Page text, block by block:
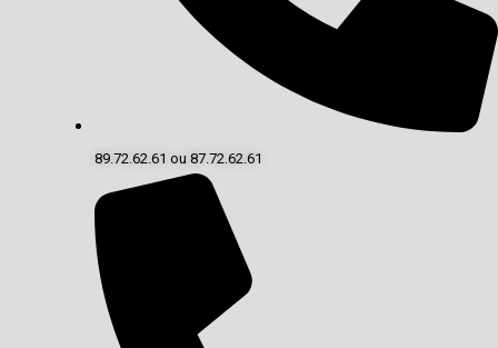
89.72.62.61 ou 87.72.62.61